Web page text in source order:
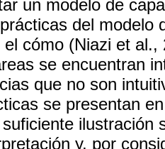
un modelo de
del modelo
el cómo (Niazi et
se encuentran
que no son
se presentan
ilustración
y, por